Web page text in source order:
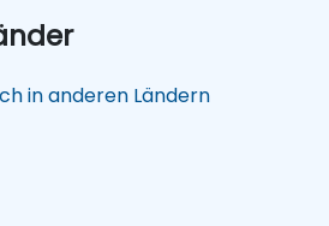
in anderen Ländern